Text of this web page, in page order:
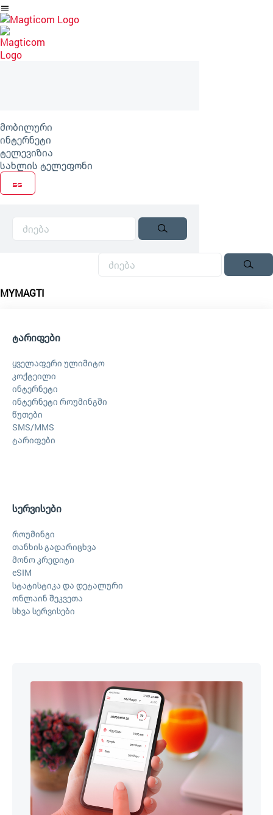
არტიკლზე
გადასვლა
მობილური
ინტერნეტი
ტელევიზია
სახლის ტელეფონი
MYMAGTI
ტარიფები
ყველაფერი ულიმიტო
კოქტეილი
ინტერნეტი
ინტერნეტი როუმინგში
წუთები
SMS/MMS
ტარიფები
სერვისები
როუმინგი
თანხის გადარიცხვა
მონო კრედიტი
eSIM
სტატისტიკა და დეტალური
ონლაინ შეკვეთა
სხვა სერვისები